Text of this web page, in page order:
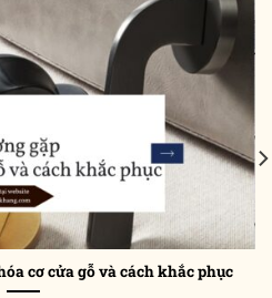
cơ cửa gỗ và cách khắc phục